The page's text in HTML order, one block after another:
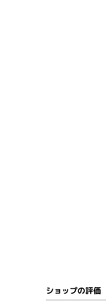
ショップの評価